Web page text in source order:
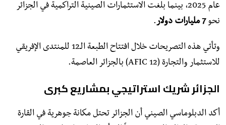
عام 2025، بينما بلغت الاستثمارات الصينية التراكمية في الجزائر
نحو7 مليارات دولار .
وتأتي هذه التصريحات خلال افتتاح الطبعة الـ12 للمنتدى الإفريقي
للاستثمار والتجارة (AFIC 12) بالجزائر العاصمة.
الجزائر شريك استراتيجي بمشاريع كبرى
​أكد الدبلوماسي الصيني أن الجزائر تحتل مكانة جوهرية في القارة